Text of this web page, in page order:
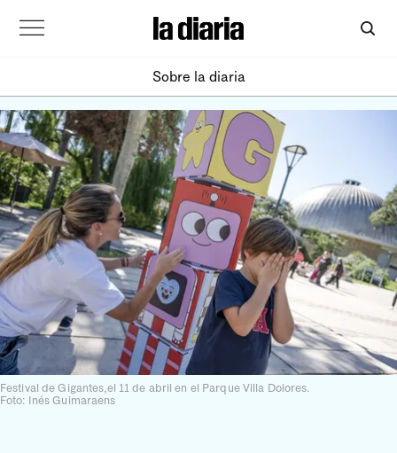
Sobre la diaria
Festival de Gigantes,el 11 de abril en el Parque Villa Dolores.
Foto: Inés Guimaraens